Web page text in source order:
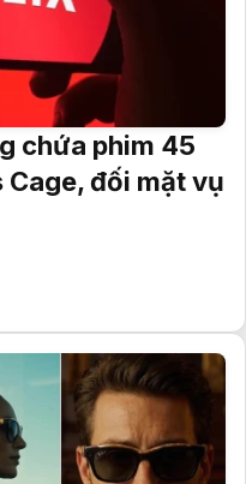
chứa phim 45
Cage, đối mặt vụ